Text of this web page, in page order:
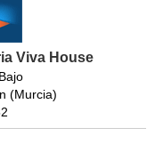
Viva House
(Murcia)